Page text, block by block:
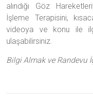
alındığı Göz
İşleme Terapisini,
videoya ve konu ile
ulaşabilirsiniz.
Bilgi Almak ve Randevu